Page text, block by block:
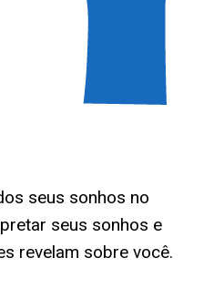
seus sonhos no
seus sonhos e
revelam sobre você.